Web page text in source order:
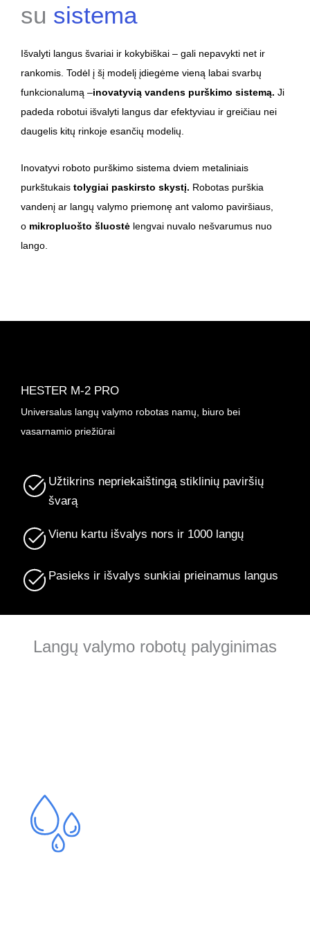
su sistema
Išvalyti langus švariai ir kokybiškai – gali nepavykti net ir
rankomis. Todėl į šį modelį įdiegėme vieną labai svarbų
funkcionalumą –inovatyvią vandens purškimo sistemą. Ji
padeda robotui išvalyti langus dar efektyviau ir greičiau nei
daugelis kitų rinkoje esančių modelių.
Inovatyvi roboto purškimo sistema dviem metaliniais
purkštukais tolygiai paskirsto skystį. Robotas purškia
vandenį ar langų valymo priemonę ant valomo paviršiaus,
o mikropluošto šluostė lengvai nuvalo nešvarumus nuo
lango.
HESTER M-2 PRO
Universalus langų valymo robotas namų, biuro bei
vasarnamio priežiūrai
Užtikrins nepriekaištingą stiklinių paviršių
švarą
Vienu kartu išvalys nors ir 1000 langų
Pasieks ir išvalys sunkiai prieinamus langus
Langų valymo robotų palyginimas